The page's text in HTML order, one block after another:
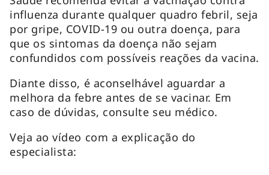
influenza durante qualquer quadro febril, seja
por gripe, COVID-19 ou outra doença, para
que os sintomas da doença não sejam
confundidos com possíveis reações da vacina.
Diante disso, é aconselhável aguardar a
melhora da febre antes de se vacinar. Em
caso de dúvidas, consulte seu médico.
Veja ao vídeo com a explicação do
especialista: